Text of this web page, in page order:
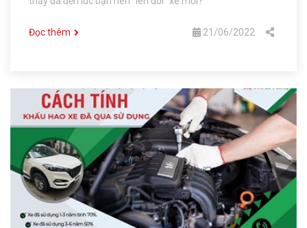
Đọc thêm 21/06/2022